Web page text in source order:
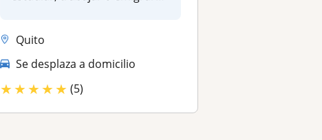
Quito
Se desplaza a domicilio
★★★★★ (5)